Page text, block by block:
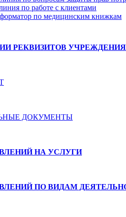
по работе с клиентами
по медицинским книжкам
РЕКВИЗИТОВ УЧРЕЖДЕНИЯ
ДОКУМЕНТЫ
НА УСЛУГИ
ПО ВИДАМ